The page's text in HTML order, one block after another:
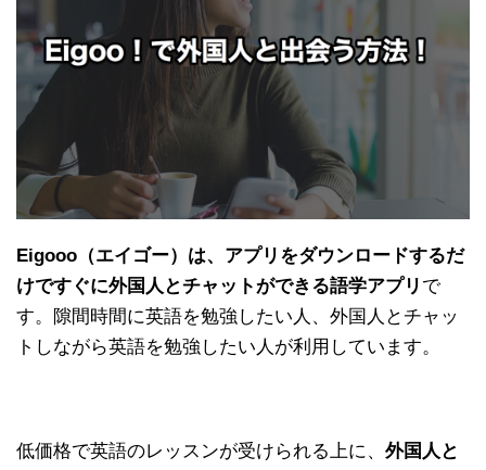
Eigooo（エイゴー）は、アプリをダウンロードするだ
けですぐに外国人とチャットができる語学アプリ で
す。隙間時間に英語を勉強したい人、外国人とチャッ
トしながら英語を勉強したい人が利用しています。
低価格で英語のレッスンが受けられる上に、 外国人と